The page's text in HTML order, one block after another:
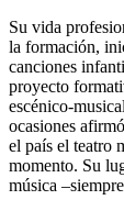
Su vida
la formación,
canciones
proyecto
escénico-
ocasiones
el país el teatro
momento. Su
música